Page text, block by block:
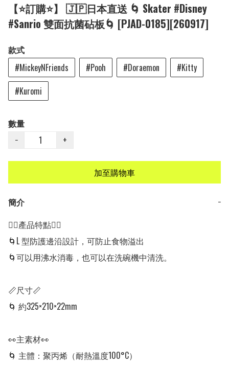
【⭐訂購⭐】 🇯🇵日本直送 🌀 Skater #Disney
#Sanrio 雙面抗菌砧板🌀 [PJAD-0185][260917]
款式
#MickeyNFriends
#Pooh #Doraemon
#Kitty
#Kuromi
數量
−
+
加至購物車
簡介
−
👍🏻產品特點👍🏻
🌀L 型防護邊沿設計，可防止食物溢出
🌀可以用沸水消毒，也可以在洗碗機中清洗。
📏尺寸📏
🌀 約325×210×22mm
👀主素材👀
🌀 主體：聚丙烯（耐熱溫度100°C）